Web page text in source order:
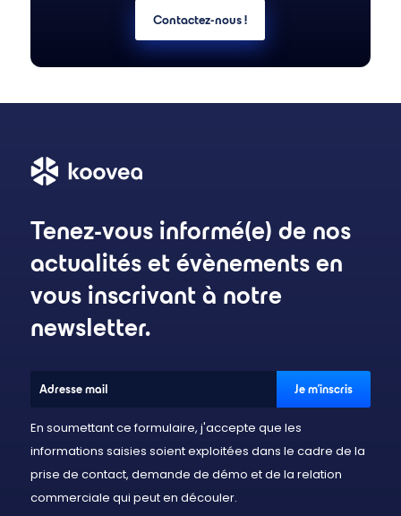
Contactez-nous !
Tenez-vous informé(e) de nos
actualités et évènements en
vous inscrivant à notre
newsletter.
En soumettant ce formulaire, j'accepte que les
informations saisies soient exploitées dans le cadre de la
prise de contact, demande de démo et de la relation
commerciale qui peut en découler.